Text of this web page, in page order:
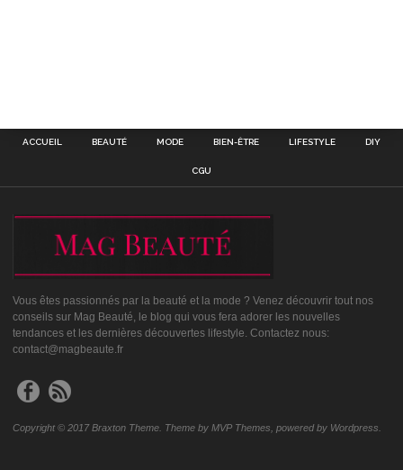
ACCUEIL BEAUTÉ MODE BIEN-ÊTRE LIFESTYLE DIY
CGU
Vous êtes passionnés par la beauté et la mode ? Venez découvrir tout nos
conseils sur Mag Beauté, le blog qui vous fera adorer les nouvelles
tendances et les dernières découvertes lifestyle. Contactez nous:
contact@magbeaute.fr
Copyright © 2017 Braxton Theme. Theme by MVP Themes, powered by Wordpress.